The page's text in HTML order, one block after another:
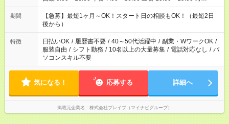
短 10:00～15:00 上記はあくまで一例です。 「夕方までには帰宅
しておきたい」 「朝はゆっくりのスタートがいい」 「お昼の時
間を有効に使いたい」 など、ご希望があれば教えてください
ね。
期間
【急募】最短1ヶ月～OK！スタート日の相談もOK！（最短2日
後から）
特徴 日払いOK / 履歴書不要 / 40～50代活躍中 / 副業・WワークOK /
服装自由 / シフト勤務 / 10名以上の大量募集 / 電話対応なし / パ
ソコンスキル不要
気になる！ 応募する 詳細へ
掲載元企業名 株式会社ブレイブ（マイナビグループ）